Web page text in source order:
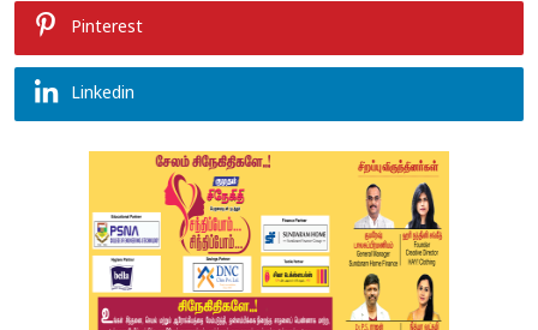
Pinterest
Linkedin